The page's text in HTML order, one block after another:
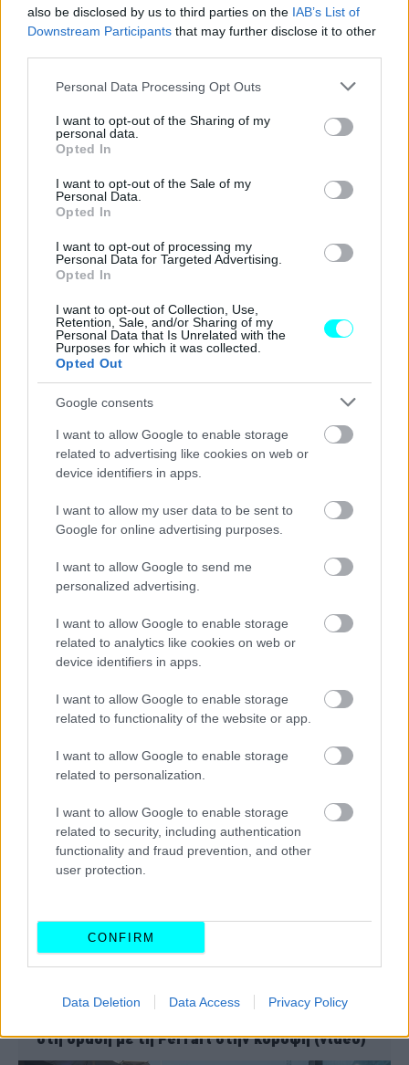
also be disclosed by us to third parties on the IAB’s List of
Downstream Participants that may further disclose it to other
Please note that this website/app uses one or more Google
not limited to your visit or usage behaviour. You may click to
grant or deny consent to Google and its third-party tags to
use your data for below specified purposes in below Google
consent section.
Personal Data Processing Opt Outs
I want to opt-out of the Sharing of my
personal data.
Opted In
I want to opt-out of the Sale of my
Personal Data.
Opted In
I want to opt-out of processing my
Personal Data for Targeted Advertising.
Opted In
I want to opt-out of Collection, Use,
Retention, Sale, and/or Sharing of my
Personal Data that Is Unrelated with the
Purposes for which it was collected.
Opted Out
Google consents
I want to allow Google to enable storage
related to advertising like cookies on web or
device identifiers in apps.
I want to allow my user data to be sent to
Google for online advertising purposes.
I want to allow Google to send me
personalized advertising.
I want to allow Google to enable storage
related to analytics like cookies on web or
device identifiers in apps.
I want to allow Google to enable storage
related to functionality of the website or app.
I want to allow Google to enable storage
related to personalization.
I want to allow Google to enable storage
related to security, including authentication
functionality and fraud prevention, and other
user protection.
CONFIRM
Data Deletion Data Access Privacy Policy
πέμπτος, την ώρα ο
κατάφερε με τους 18
πόντους της δεύτερης θέσης στη Σουζούκα, να κερδίσει
έξι θέσεις στη βαθμολογία και να πλασαριστεί ακριβώς
πίσω του.
Οι υπόλοιποι εντός δεκάδας, υποχώρησαν βαθμολογικά.
Αναλυτικά:
ΔΙΑΒΑΣΤΕ ΕΠΙΣΗΣ
στη δράση με τη Ferrari στην κορυφή (video)